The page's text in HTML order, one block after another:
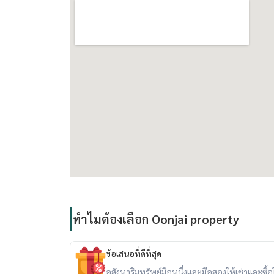
- Mailroom
- 24-Hour Security System
Nearby:
- Gateway Ekamai
- Ekamai Bus Terminal
- Major Cineplex Ekamai
ทำไมต้องเลือก Oonjai property
ข้อเสนอที่ดีที่สุด
อสังหาริมทรัพย์มือหนึ่งและมือสองให้เช่าและซื้